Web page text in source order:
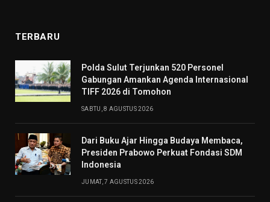
TERBARU
​Polda Sulut Terjunkan 520 Personel
Gabungan Amankan Agenda Internasional
TIFF 2026 di Tomohon
SABTU, 8 AGUSTUS 2026
Dari Buku Ajar Hingga Budaya Membaca,
Presiden Prabowo Perkuat Fondasi SDM
Indonesia
JUMAT, 7 AGUSTUS 2026